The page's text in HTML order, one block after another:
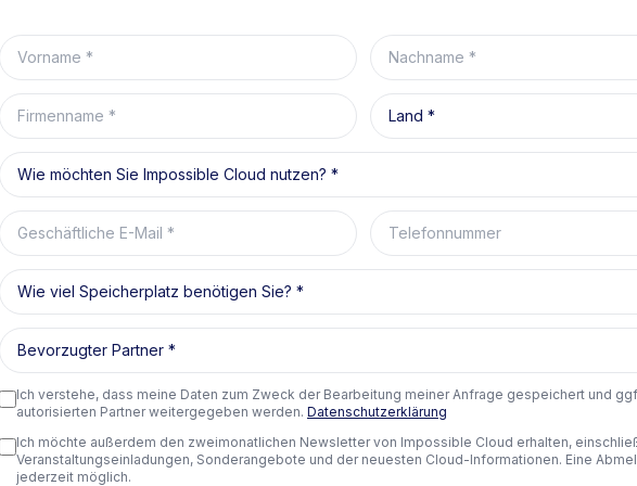
Vorname Nachname
Firmenname Land
Wie möchten Sie Impossible Cloud nutzen?
Geschäftliche E-Mail Telefonnummer
Wie viel Speicherplatz benötigen Sie?
Bevorzugter Partner
Ich verstehe, dass meine Daten zum Zweck der Bearbeitung meiner Anfrage gespeichert und
autorisierten Partner weitergegeben werden. Datenschutzerklärung
Ich möchte außerdem den zweimonatlichen Newsletter von Impossible Cloud erhalten,
Veranstaltungseinladungen, Sonderangebote und der neuesten Cloud-Informationen. Eine
jederzeit möglich.